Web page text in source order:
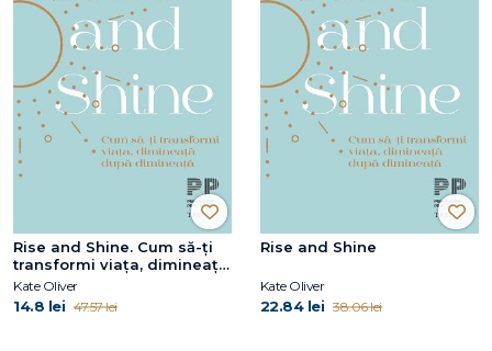
Rise and Shine. Cum să-ți
transformi viața, dimineață
după dimineață
Kate Oliver
14.8 lei 47.57 lei
Rise and Shine
Kate Oliver
22.84 lei 38.06 lei